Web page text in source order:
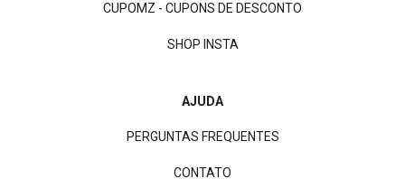
CUPOMZ - CUPONS DE DESCONTO
SHOP INSTA
AJUDA
PERGUNTAS FREQUENTES
CONTATO